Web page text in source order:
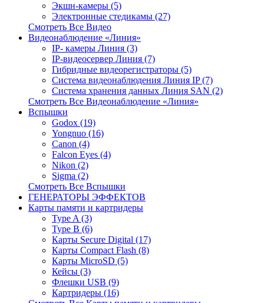
Экшн-камеры (5)
Электронные стедикамы (27)
Смотреть Все Видео
Видеонаблюдение «Линия»
IP- камеры Линия (3)
IP-видеосервер Линия (7)
Гибридные видеорегистраторы (5)
Система видеонаблюдения Линия IP (7)
Система хранения данных Линия SAN (2)
Смотреть Все Видеонаблюдение «Линия»
Вспышки
Godox (19)
Yongnuo (16)
Canon (4)
Falcon Eyes (4)
Nikon (2)
Sigma (2)
Смотреть Все Вспышки
ГЕНЕРАТОРЫ ЭФФЕКТОВ
Карты памяти и картридеры
Type A (3)
Type B (6)
Карты Secure Digital (17)
Карты Compact Flash (8)
Карты MicroSD (5)
Кейсы (3)
Флешки USB (9)
Картридеры (16)